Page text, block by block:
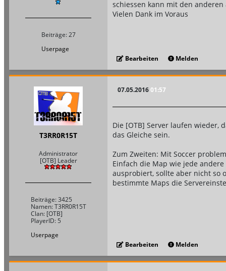
Beiträge: 27
Userpage
schiessen kann mit den
Vielen Dank im Voraus
Bearbeiten Melden
T3RR0R15T
Administrator
[OTB] Leader
Beiträge: 3425
Namen: T3RR0R15T
Clan: [OTB]
PlayerID: 5
Userpage
07.05.201601:57
Die [OTB] Server laufen wieder,
das Gleiche sein.
Zum Zweiten: Mit Soccer
Einfach die Map wie jede
ausprobiert, sollte aber nicht so
bestimmte Maps die
Bearbeiten Melden